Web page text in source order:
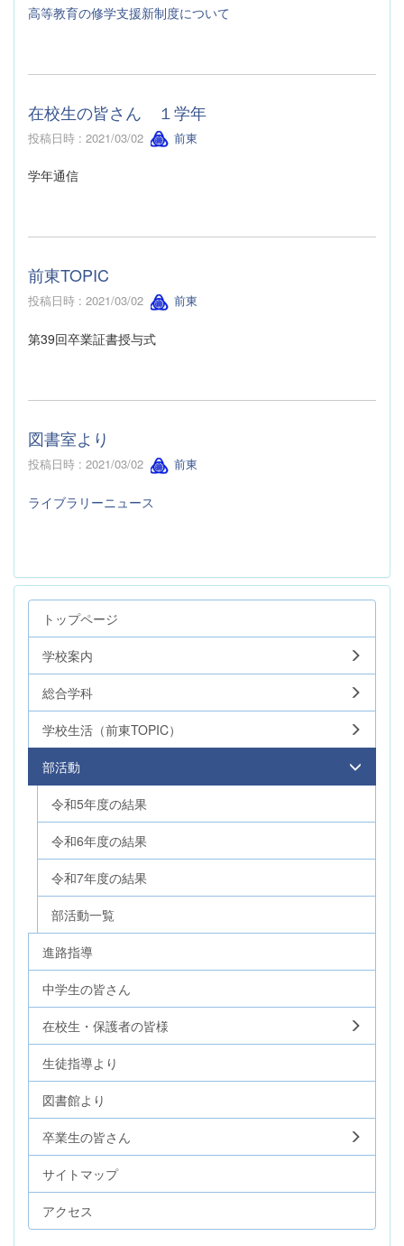
高等教育の修学支援新制度について
在校生の皆さん １学年
投稿日時 : 2021/03/02 前東
学年通信
前東TOPIC
投稿日時 : 2021/03/02 前東
第39回卒業証書授与式
図書室より
投稿日時 : 2021/03/02 前東
ライブラリーニュース
トップページ
学校案内
総合学科
学校生活（前東TOPIC）
部活動
令和5年度の結果
令和6年度の結果
令和7年度の結果
部活動一覧
進路指導
中学生の皆さん
在校生・保護者の皆様
生徒指導より
図書館より
卒業生の皆さん
サイトマップ
アクセス